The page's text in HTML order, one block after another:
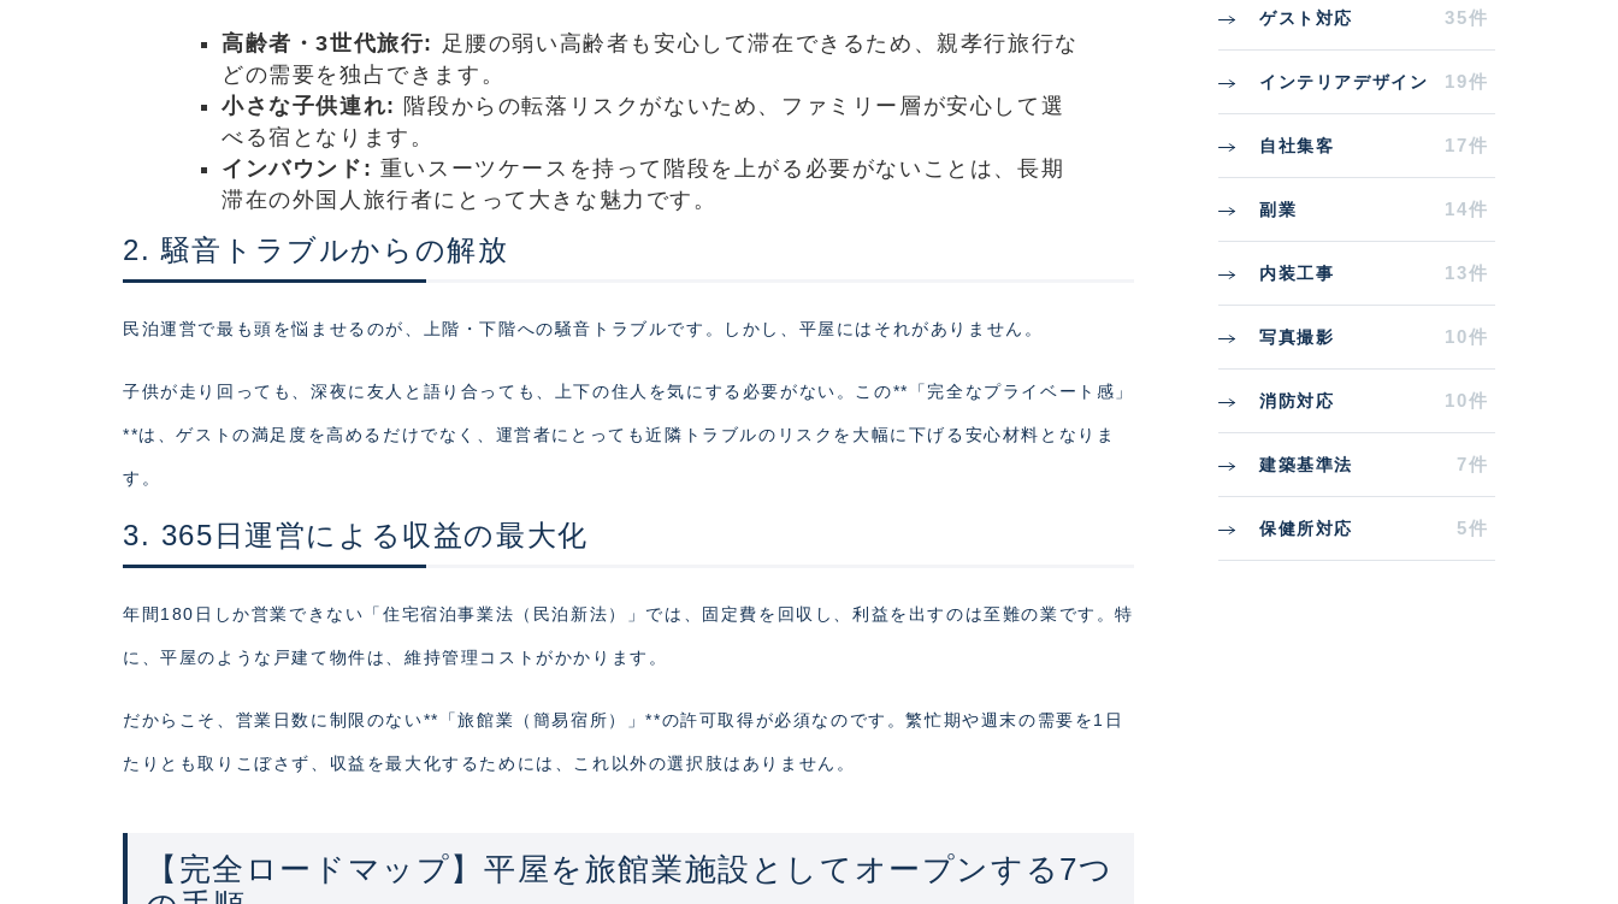
高齢者・3世代旅行: 足腰の弱い高齢者も安心して滞在できるため、親孝行旅行な
どの需要を独占できます。
小さな子供連れ: 階段からの転落リスクがないため、ファミリー層が安心して選
べる宿となります。
インバウンド: 重いスーツケースを持って階段を上がる必要がないことは、長期
滞在の外国人旅行者にとって大きな魅力です。
2. 騒音トラブルからの解放
民泊運営で最も頭を悩ませるのが、上階・下階への騒音トラブルです。しかし、平屋にはそれがありません。
子供が走り回っても、深夜に友人と語り合っても、上下の住人を気にする必要がない。この**「完全なプライベート感」
**は、ゲストの満足度を高めるだけでなく、運営者にとっても近隣トラブルのリスクを大幅に下げる安心材料となりま
す。
3. 365日運営による収益の最大化
年間180日しか営業できない「住宅宿泊事業法（民泊新法）」では、固定費を回収し、利益を出すのは至難の業です。特
に、平屋のような戸建て物件は、維持管理コストがかかります。
だからこそ、営業日数に制限のない**「旅館業（簡易宿所）」**の許可取得が必須なのです。繁忙期や週末の需要を1日
たりとも取りこぼさず、収益を最大化するためには、これ以外の選択肢はありません。
【完全ロードマップ】平屋を旅館業施設としてオープンする7つ
ゲスト対応 35件
インテリアデザイン 19件
自社集客 17件
副業 14件
内装工事 13件
写真撮影 10件
消防対応 10件
建築基準法 7件
保健所対応 5件